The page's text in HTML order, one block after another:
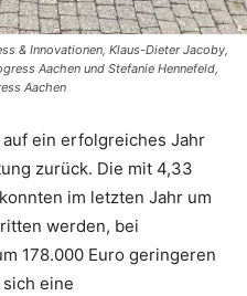
& Innovationen, Klaus-Dieter Jacoby,
Aachen und Stefanie Hennefeld,
Aachen
ein erfolgreiches Jahr
zurück. Die mit 4,33
im letzten Jahr um
werden, bei
178.000 Euro geringeren
eine